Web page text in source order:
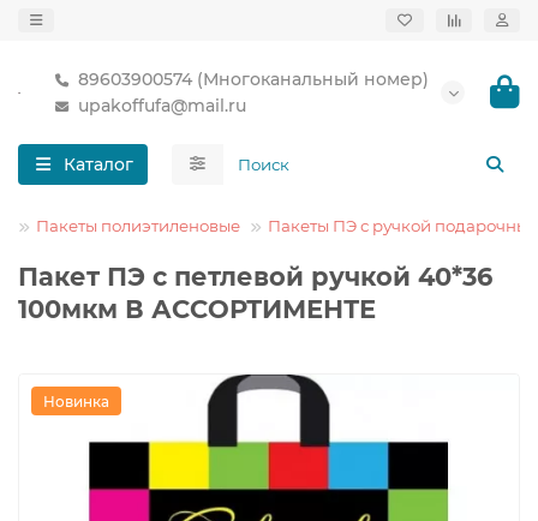
89603900574 (Многоканальный номер)
upakoffufa@mail.ru
Каталог
Пакеты полиэтиленовые Пакеты ПЭ с ручкой подарочные
Пакет ПЭ с петлевой ручкой 40*36
100мкм В АССОРТИМЕНТЕ
Новинка